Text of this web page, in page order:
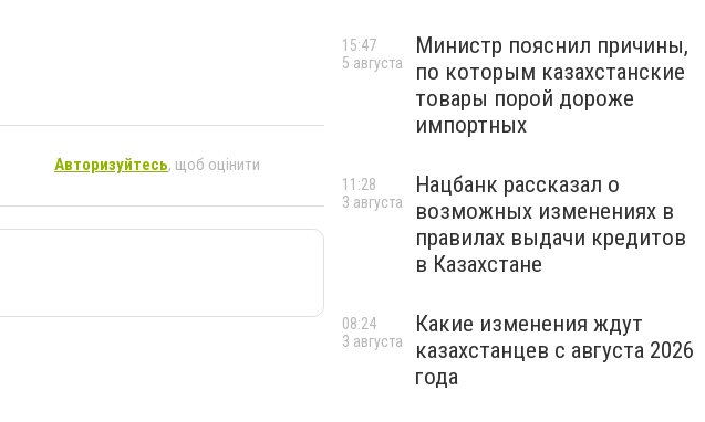
Авторизуйтесь, щоб оцінити
Министр пояснил причины,
по которым казахстанские
товары порой дороже
импортных
15:47
5 августа
Нацбанк рассказал о
возможных изменениях в
правилах выдачи кредитов
в Казахстане
11:28
3 августа
Какие изменения ждут
казахстанцев с августа 2026
года
08:24
3 августа